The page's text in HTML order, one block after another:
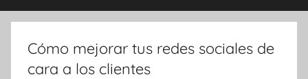
Cómo mejorar tus redes sociales de
cara a los clientes